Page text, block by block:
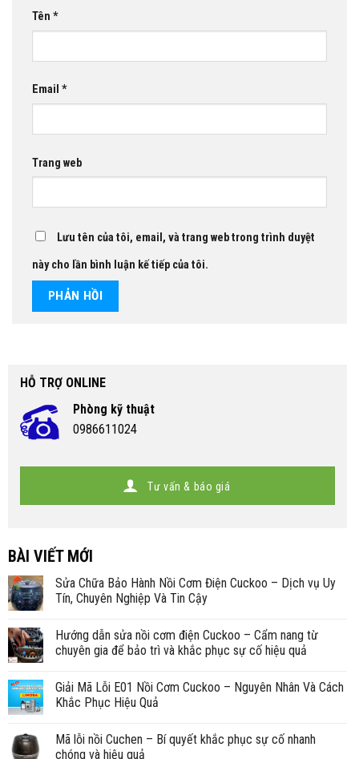
Tên *
Email *
Trang web
Lưu tên của tôi, email, và trang web trong trình duyệt
này cho lần bình luận kế tiếp của tôi.
HỖ TRỢ ONLINE
Phòng kỹ thuật
0986611024
Tư vấn & báo giá
BÀI VIẾT MỚI
Sửa Chữa Bảo Hành Nồi Cơm Điện Cuckoo – Dịch vụ Uy
Tín, Chuyên Nghiệp Và Tin Cậy
Hướng dẫn sửa nồi cơm điện Cuckoo – Cẩm nang từ
chuyên gia để bảo trì và khắc phục sự cố hiệu quả
Giải Mã Lỗi E01 Nồi Cơm Cuckoo – Nguyên Nhân Và Cách
Khắc Phục Hiệu Quả
Mã lỗi nồi Cuchen – Bí quyết khắc phục sự cố nhanh
chóng và hiệu quả